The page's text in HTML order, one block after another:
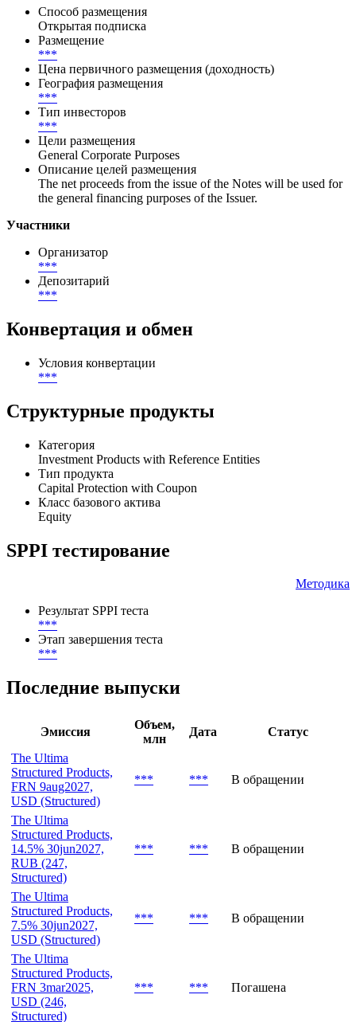
Способ размещения
Открытая подписка
Размещение
***
Цена первичного размещения (доходность)
География размещения
***
Тип инвесторов
***
Цели размещения
General Corporate Purposes
Описание целей размещения
The net proceeds from the issue of the Notes will be used for
the general financing purposes of the Issuer.
Участники
Организатор
***
Депозитарий
***
Конвертация и обмен
Условия конвертации
***
Структурные продукты
Категория
Investment Products with Reference Entities
Тип продукта
Capital Protection with Coupon
Класс базового актива
Equity
SPPI тестирование
Методика
Результат SPPI теста
***
Этап завершения теста
***
Последние выпуски
Эмиссия
Объем,
млн
Дата
Статус
The Ultima
Structured Products,
FRN 9aug2027,
USD (Structured)
*** *** В обращении
The Ultima
Structured Products,
14.5% 30jun2027,
RUB (247,
Structured)
*** *** В обращении
The Ultima
Structured Products,
7.5% 30jun2027,
USD (Structured)
*** *** В обращении
The Ultima
Structured Products,
FRN 3mar2025,
USD (246,
Structured)
*** *** Погашена